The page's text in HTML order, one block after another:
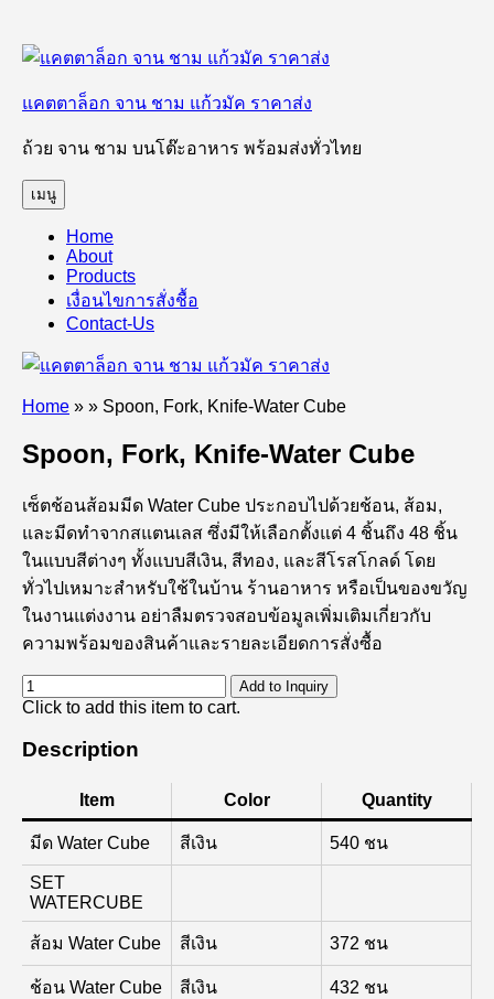
ข้าม
ยัง
บทความ
แคตตาล็อก จาน ชาม แก้วมัค ราคาส่ง
ถ้วย จาน ชาม บนโต๊ะอาหาร พร้อมส่งทั่วไทย
เมนู
Home
About
Products
เงื่อนไขการสั่งชื้อ
Contact-Us
Home » » Spoon, Fork, Knife-Water Cube
Spoon, Fork, Knife-Water Cube
เซ็ตช้อนส้อมมีด Water Cube ประกอบไปด้วยช้อน, ส้อม,
และมีดทำจากสแตนเลส ซึ่งมีให้เลือกตั้งแต่ 4 ชิ้นถึง 48 ชิ้น
ในแบบสีต่างๆ ทั้งแบบสีเงิน, สีทอง, และสีโรสโกลด์ โดย
ทั่วไปเหมาะสำหรับใช้ในบ้าน ร้านอาหาร หรือเป็นของขวัญ
ในงานแต่งงาน อย่าลืมตรวจสอบข้อมูลเพิ่มเติมเกี่ยวกับ
ความพร้อมของสินค้าและรายละเอียดการสั่งซื้อ
Add to Inquiry
Click to add this item to cart.
Description
Item Color Quantity
มีด Water Cube สีเงิน 540 ชน
SET
WATERCUBE
ส้อม Water Cube สีเงิน 372 ชน
ช้อน Water Cube สีเงิน 432 ชน